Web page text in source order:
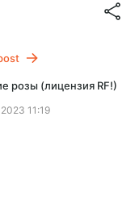
видео и
розы (лицензия RF!)
11:19